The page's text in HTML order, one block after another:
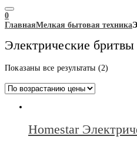
0
ГлавнаяМелкая бытовая техника
Электрические бритвы
Показаны все результаты (2)
Homestar